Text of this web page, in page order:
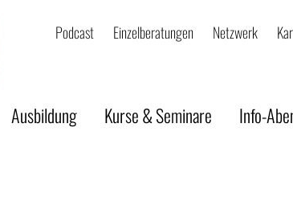
Ausbildung Kurse & Seminare Info-
Podcast Einzelberatungen Netzwerk